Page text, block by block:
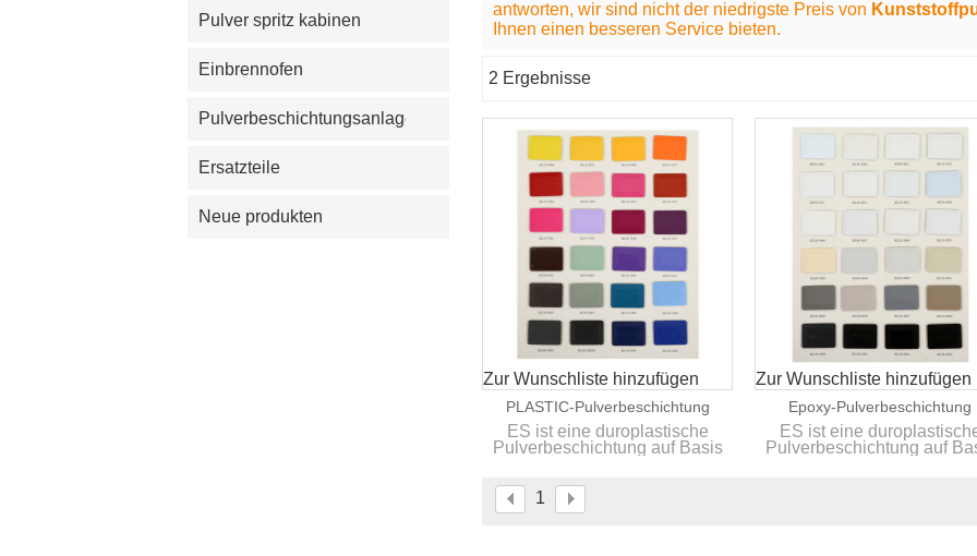
Pulver spritz kabinen
Einbrennofen
Pulverbeschichtungsanlage
Ersatzteile
Neue produkten
antworten, wir sind nicht der niedrigste Preis von
Ihnen einen besseren Service bieten.
2 Ergebnisse
Zur Wunschliste hinzufügen
PLASTIC-Pulverbeschichtung
ES ist eine duroplastische
Pulverbeschichtung auf Basis
Polyesterharze.
Zur Wunschliste hinzufügen
Epoxy-Pulverbeschichtung
ES ist eine
Pulverbeschichtung auf
1